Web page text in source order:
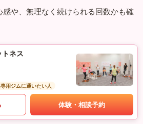
や、無理なく続けられる回数かも確
ネス
用ジムに通いたい人
体験・相談予約